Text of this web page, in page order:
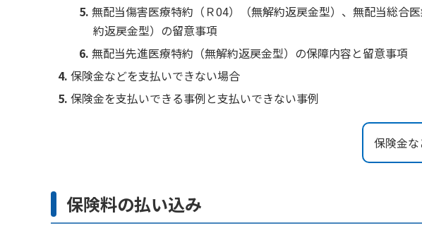
無配当傷害医療特約（Ｒ04）（無解約返戻金型）、無配当総合
約返戻金型）の留意事項
無配当先進医療特約（無解約返戻金型）の保障内容と留意事項
保険金などを支払いできない場合
保険金を支払いできる事例と支払いできない事例
保険金
保険料の払い込み